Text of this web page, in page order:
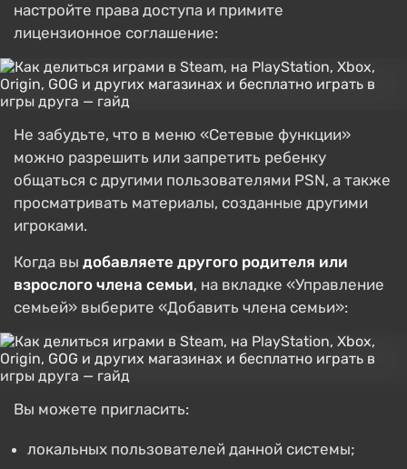
настройте права доступа и примите
лицензионное соглашение:
Не забудьте, что в меню «Сетевые функции»
можно разрешить или запретить ребенку
общаться с другими пользователями PSN, а также
просматривать материалы, созданные другими
игроками.
Когда вы добавляете другого родителя или
взрослого члена семьи, на вкладке «Управление
семьей» выберите «Добавить члена семьи»:
Вы можете пригласить:
локальных пользователей данной системы;